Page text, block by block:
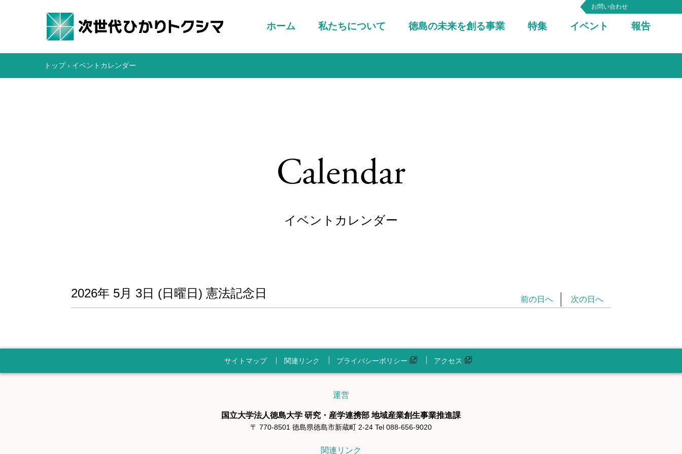
ホーム 私たちについて 徳島の未来を創る事業 特集 イベント 報告
お問い合わせ
トップ › イベントカレンダー
Calendar
イベントカレンダー
2026年 5月 3日 (日曜日) 憲法記念日 前の日へ 次の日へ
サイトマップ 関連リンク プライバシーポリシー アクセス
運営
国立大学法人徳島大学 研究・産学連携部 地域産業創生事業推進課
〒 770-8501 徳島県徳島市新蔵町 2-24 Tel 088-656-9020
関連リンク